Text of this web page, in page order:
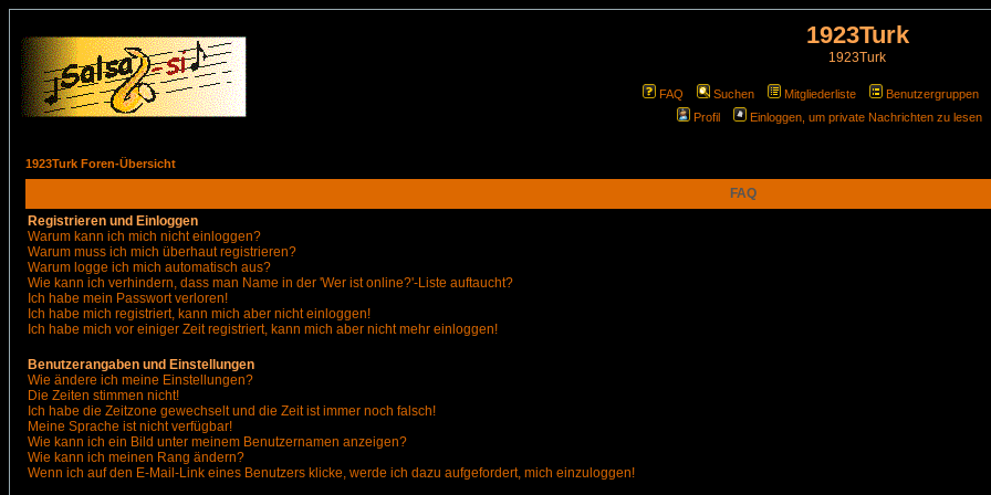
1923Turk
1923Turk
FAQ Suchen Mitgliederliste Benutzergruppen
Profil
Einloggen, um private Nachrichten zu lesen
1923Turk Foren-Übersicht
FAQ
Registrieren und Einloggen
Warum kann ich mich nicht einloggen?
Warum muss ich mich überhaut registrieren?
Warum logge ich mich automatisch aus?
Wie kann ich verhindern, dass man Name in der 'Wer ist online?'-Liste auftaucht?
Ich habe mein Passwort verloren!
Ich habe mich registriert, kann mich aber nicht einloggen!
Ich habe mich vor einiger Zeit registriert, kann mich aber nicht mehr einloggen!
Benutzerangaben und Einstellungen
Wie ändere ich meine Einstellungen?
Die Zeiten stimmen nicht!
Ich habe die Zeitzone gewechselt und die Zeit ist immer noch falsch!
Meine Sprache ist nicht verfügbar!
Wie kann ich ein Bild unter meinem Benutzernamen anzeigen?
Wie kann ich meinen Rang ändern?
Wenn ich auf den E-Mail-Link eines Benutzers klicke, werde ich dazu aufgefordert, mich einzuloggen!